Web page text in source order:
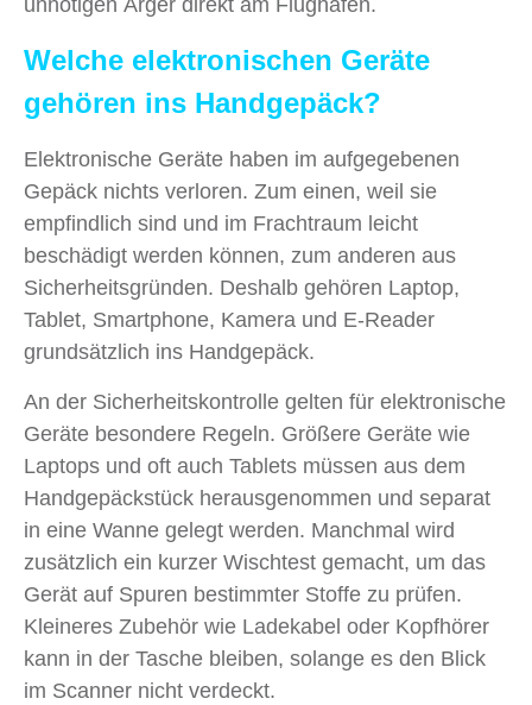
unnötigen Ärger direkt am Flughafen.
Welche elektronischen Geräte
gehören ins Handgepäck?
Elektronische Geräte haben im aufgegebenen
Gepäck nichts verloren. Zum einen, weil sie
empfindlich sind und im Frachtraum leicht
beschädigt werden können, zum anderen aus
Sicherheitsgründen. Deshalb gehören Laptop,
Tablet, Smartphone, Kamera und E-Reader
grundsätzlich ins Handgepäck.
An der Sicherheitskontrolle gelten für elektronische
Geräte besondere Regeln. Größere Geräte wie
Laptops und oft auch Tablets müssen aus dem
Handgepäckstück herausgenommen und separat
in eine Wanne gelegt werden. Manchmal wird
zusätzlich ein kurzer Wischtest gemacht, um das
Gerät auf Spuren bestimmter Stoffe zu prüfen.
Kleineres Zubehör wie Ladekabel oder Kopfhörer
kann in der Tasche bleiben, solange es den Blick
im Scanner nicht verdeckt.